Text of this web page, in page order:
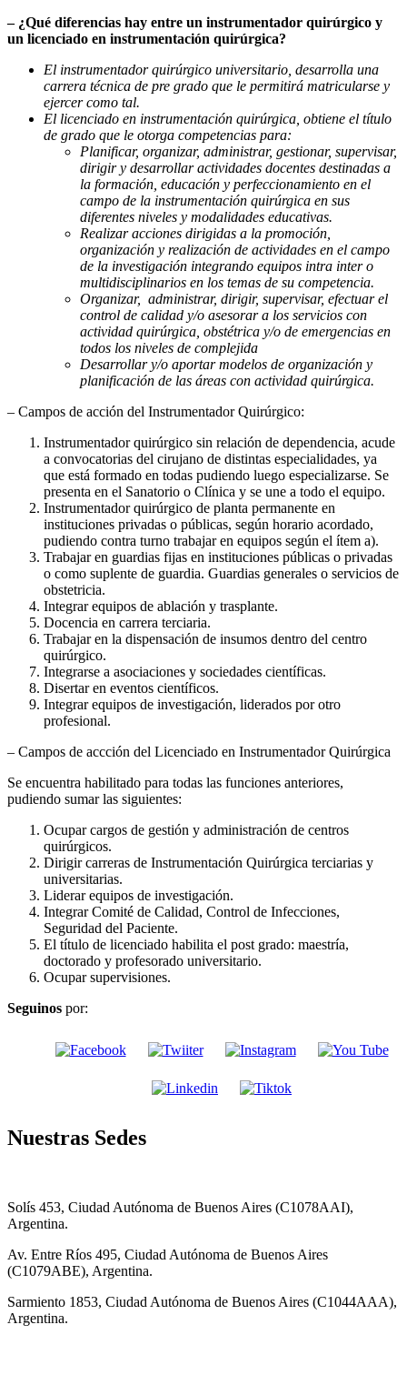
– ¿Qué diferencias hay entre un instrumentador quirúrgico y
un licenciado en instrumentación quirúrgica?
El instrumentador quirúrgico universitario, desarrolla una
carrera técnica de pre grado que le permitirá matricularse y
ejercer como tal.
El licenciado en instrumentación quirúrgica, obtiene el título
de grado que le otorga competencias para:
Planificar, organizar, administrar, gestionar, supervisar,
dirigir y desarrollar actividades docentes destinadas a
la formación, educación y perfeccionamiento en el
campo de la instrumentación quirúrgica en sus
diferentes niveles y modalidades educativas.
Realizar acciones dirigidas a la promoción,
organización y realización de actividades en el campo
de la investigación integrando equipos intra inter o
multidisciplinarios en los temas de su competencia.
Organizar, administrar, dirigir, supervisar, efectuar el
control de calidad y/o asesorar a los servicios con
actividad quirúrgica, obstétrica y/o de emergencias en
todos los niveles de complejida
Desarrollar y/o aportar modelos de organización y
planificación de las áreas con actividad quirúrgica.
– Campos de acción del Instrumentador Quirúrgico:
Instrumentador quirúrgico sin relación de dependencia, acude
a convocatorias del cirujano de distintas especialidades, ya
que está formado en todas pudiendo luego especializarse. Se
presenta en el Sanatorio o Clínica y se une a todo el equipo.
Instrumentador quirúrgico de planta permanente en
instituciones privadas o públicas, según horario acordado,
pudiendo contra turno trabajar en equipos según el ítem a).
Trabajar en guardias fijas en instituciones públicas o privadas
o como suplente de guardia. Guardias generales o servicios de
obstetricia.
Integrar equipos de ablación y trasplante.
Docencia en carrera terciaria.
Trabajar en la dispensación de insumos dentro del centro
quirúrgico.
Integrarse a asociaciones y sociedades científicas.
Disertar en eventos científicos.
Integrar equipos de investigación, liderados por otro
profesional.
– Campos de accción del Licenciado en Instrumentador Quirúrgica
Se encuentra habilitado para todas las funciones anteriores,
pudiendo sumar las siguientes:
Ocupar cargos de gestión y administración de centros
quirúrgicos.
Dirigir carreras de Instrumentación Quirúrgica terciarias y
universitarias.
Liderar equipos de investigación.
Integrar Comité de Calidad, Control de Infecciones,
Seguridad del Paciente.
El título de licenciado habilita el post grado: maestría,
doctorado y profesorado universitario.
Ocupar supervisiones.
Seguinos por:
Nuestras Sedes
Solís 453, Ciudad Autónoma de Buenos Aires (C1078AAI),
Argentina.
Av. Entre Ríos 495, Ciudad Autónoma de Buenos Aires
(C1079ABE), Argentina.
Sarmiento 1853, Ciudad Autónoma de Buenos Aires (C1044AAA),
Argentina.